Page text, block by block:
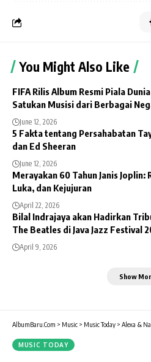
You Might Also Like
FIFA Rilis Album Resmi Piala
Satukan Musisi dari Berbagai
June 12, 2026
5 Fakta tentang Persahabatan
dan Ed Sheeran
June 12, 2026
Merayakan 60 Tahun Janis Joplin:
Luka, dan Kejujuran
April 22, 2026
Bilal Indrajaya akan Hadirkan
The Beatles di Java Jazz Festival
April 9, 2026
Show
AlbumBaru.Com > Music > Music Today > Alexa &
MUSIC TODAY